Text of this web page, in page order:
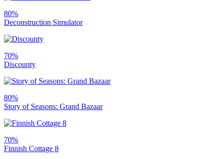
80%
Deconstruction Simulator
70%
Discounty
80%
Story of Seasons: Grand Bazaar
70%
Finnish Cottage 8